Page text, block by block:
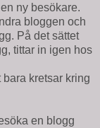
ny besökare.
bloggen och
På det sättet
tittar in igen hos
kretsar kring
en blogg